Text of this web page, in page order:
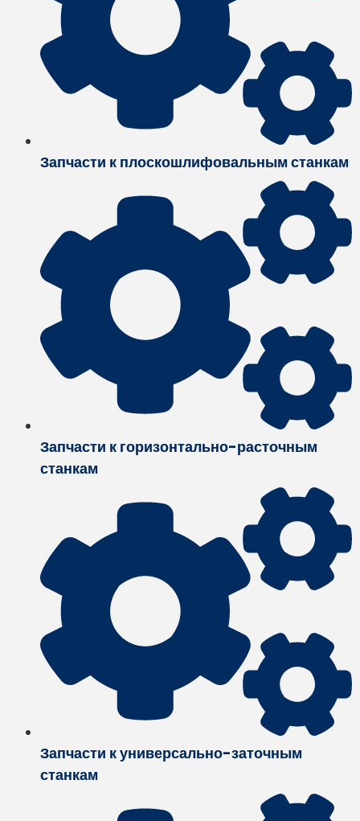
Запчасти к плоскошлифовальным станкам
Запчасти к горизонтально-расточным
станкам
Запчасти к универсально-заточным
станкам